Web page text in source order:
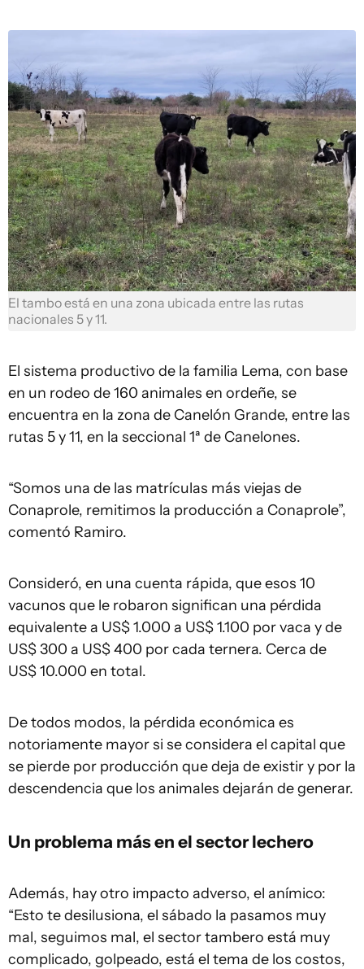
El tambo está en una zona ubicada entre las rutas
nacionales 5 y 11.
El sistema productivo de la familia Lema, con base
en un rodeo de 160 animales en ordeñe, se
encuentra en la zona de Canelón Grande, entre las
rutas 5 y 11, en la seccional 1ª de Canelones.
“Somos una de las matrículas más viejas de
Conaprole, remitimos la producción a Conaprole”,
comentó Ramiro.
Consideró, en una cuenta rápida, que esos 10
vacunos que le robaron significan una pérdida
equivalente a US$ 1.000 a US$ 1.100 por vaca y de
US$ 300 a US$ 400 por cada ternera. Cerca de
US$ 10.000 en total.
De todos modos, la pérdida económica es
notoriamente mayor si se considera el capital que
se pierde por producción que deja de existir y por la
descendencia que los animales dejarán de generar.
Un problema más en el sector lechero
Además, hay otro impacto adverso, el anímico:
“Esto te desilusiona, el sábado la pasamos muy
mal, seguimos mal, el sector tambero está muy
complicado, golpeado, está el tema de los costos,